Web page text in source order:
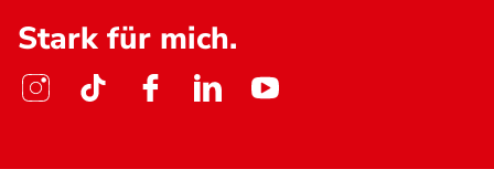
Stark für mich.